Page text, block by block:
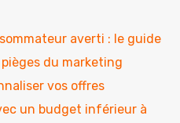
averti : le guide
du marketing
vos offres
un budget inférieur à